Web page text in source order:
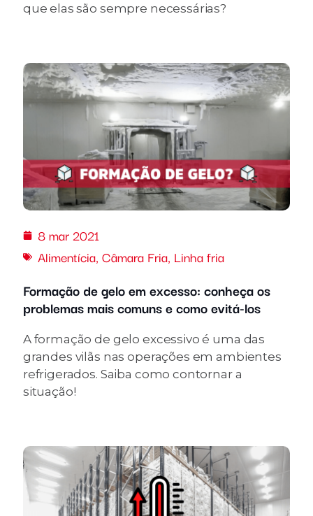
que elas são sempre necessárias?
8 mar 2021
Alimentícia, Câmara Fria, Linha fria
Formação de gelo em excesso: conheça os
problemas mais comuns e como evitá-los
A formação de gelo excessivo é uma das
grandes vilãs nas operações em ambientes
refrigerados. Saiba como contornar a
situação!